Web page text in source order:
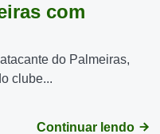
com
do Palmeiras,
clube...
Continuar lendo